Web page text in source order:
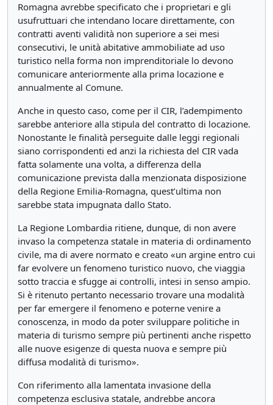
Romagna avrebbe specificato che i proprietari e gli
usufruttuari che intendano locare direttamente, con
contratti aventi validità non superiore a sei mesi
consecutivi, le unità abitative ammobiliate ad uso
turistico nella forma non imprenditoriale lo devono
comunicare anteriormente alla prima locazione e
annualmente al Comune.
Anche in questo caso, come per il CIR, l’adempimento
sarebbe anteriore alla stipula del contratto di locazione.
Nonostante le finalità perseguite dalle leggi regionali
siano corrispondenti ed anzi la richiesta del CIR vada
fatta solamente una volta, a differenza della
comunicazione prevista dalla menzionata disposizione
della Regione Emilia-Romagna, quest’ultima non
sarebbe stata impugnata dallo Stato.
La Regione Lombardia ritiene, dunque, di non avere
invaso la competenza statale in materia di ordinamento
civile, ma di avere normato e creato «un argine entro cui
far evolvere un fenomeno turistico nuovo, che viaggia
sotto traccia e sfugge ai controlli, intesi in senso ampio.
Si è ritenuto pertanto necessario trovare una modalità
per far emergere il fenomeno e poterne venire a
conoscenza, in modo da poter sviluppare politiche in
materia di turismo sempre più pertinenti anche rispetto
alle nuove esigenze di questa nuova e sempre più
diffusa modalità di turismo».
Con riferimento alla lamentata invasione della
competenza esclusiva statale, andrebbe ancora